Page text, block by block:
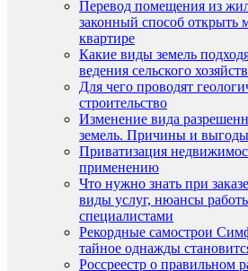
Перевод помещения из
законный способ открыть
квартире
Какие виды земель
ведения сельского
Для чего проводят
строительство
Изменение вида
земель. Причины и выгоды
Приватизация
применению
Что нужно знать при
виды услуг, нюансы
специалистами
Рекордные самострои
тайное однажды
Россреестр о правильном